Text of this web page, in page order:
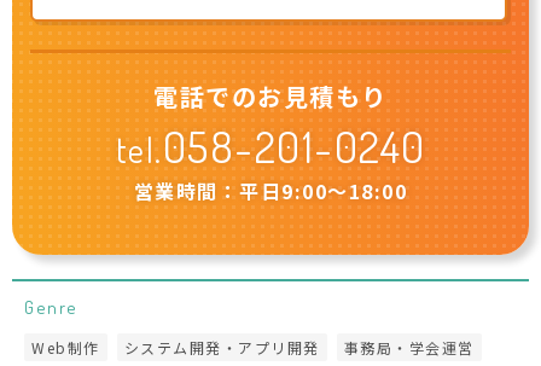
電話でのお見積もり
tel.058-201-0240
営業時間：平日9:00〜18:00
Genre
Web制作 システム開発・アプリ開発 事務局・学会運営